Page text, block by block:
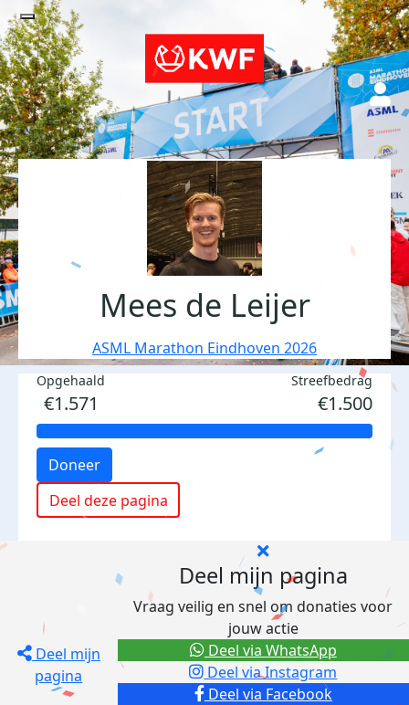
Mees de Leijer
ASML Marathon Eindhoven 2026
Opgehaald
€1.571
Streefbedrag
€1.500
Doneer
Deel deze pagina
Deel mijn
pagina
Deel mijn pagina
Vraag veilig en snel om donaties voor
jouw actie
Deel via Facebook
Deel via Instagram
Deel via WhatsApp